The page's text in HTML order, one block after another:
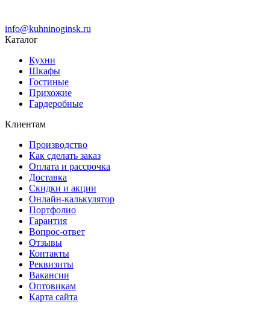
info@kuhninoginsk.ru
Каталог
Кухни
Шкафы
Гостиные
Прихожие
Гардеробные
Клиентам
Производство
Как сделать заказ
Оплата и рассрочка
Доставка
Скидки и акции
Онлайн-калькулятор
Портфолио
Гарантия
Вопрос-ответ
Отзывы
Контакты
Реквизиты
Вакансии
Оптовикам
Карта сайта